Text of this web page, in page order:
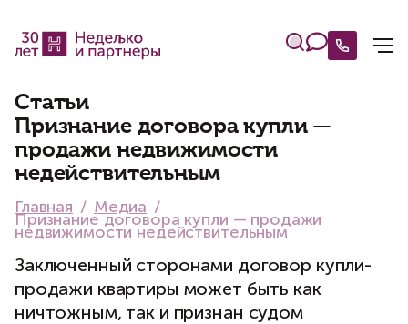
Статьи
Признание договора купли —
продажи недвижимости
недействительным
Главная Медиа
Признание договора купли — продажи
недвижимости недействительным
Заключенный сторонами договор купли-
продажи квартиры может быть как
ничтожным, так и признан судом